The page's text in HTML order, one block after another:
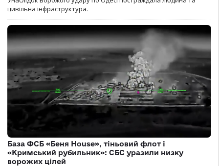
цивільна інфраструктура.
База ФСБ «Беня House», тіньовий флот і
«Кримський рубильник»: СБС уразили низку
ворожих цілей